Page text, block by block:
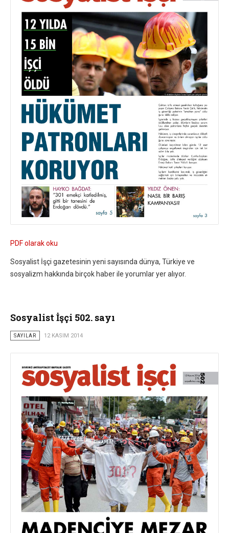
PDF olarak oku
Sosyalist İşçi gazetesinin yeni sayısında dünya, Türkiye ve
sosyalizm hakkında birçok haber ile yorumlar yer alıyor.
Sosyalist İşçi 502. sayı
SAYILAR 12 KASIM 2014